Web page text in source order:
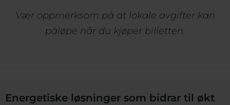
Vær oppmerksom på at lokale avgifter kan
påløpe når du kjøper billetten.
Energetiske løsninger som bidrar til økt